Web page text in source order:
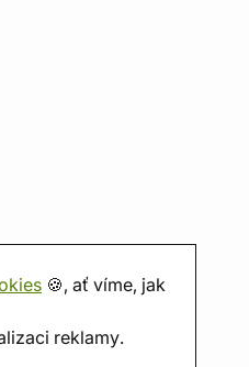
🍪, ať víme, jak
reklamy.